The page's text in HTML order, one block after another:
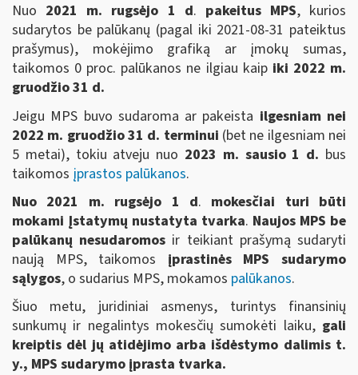
Nuo 2021 m. rugsėjo 1 d. pakeitus MPS, kurios
sudarytos be palūkanų (pagal iki 2021-08-31 pateiktus
prašymus), mokėjimo grafiką ar įmokų sumas,
taikomos 0 proc. palūkanos ne ilgiau kaip iki 2022 m.
gruodžio 31 d.
Jeigu MPS buvo sudaroma ar pakeista ilgesniam nei
2022 m. gruodžio 31 d. terminui (bet ne ilgesniam nei
5 metai), tokiu atveju nuo 2023 m. sausio 1 d. bus
taikomos įprastos palūkanos.
Nuo 2021 m. rugsėjo 1 d. mokesčiai turi būti
mokami Įstatymų nustatyta tvarka. Naujos MPS be
palūkanų nesudaromos ir teikiant prašymą sudaryti
naują MPS, taikomos įprastinės MPS sudarymo
sąlygos, o sudarius MPS, mokamos palūkanos.
Šiuo metu, juridiniai asmenys, turintys finansinių
sunkumų ir negalintys mokesčių sumokėti laiku, gali
kreiptis dėl jų atidėjimo arba išdėstymo dalimis t.
y., MPS sudarymo įprasta tvarka.